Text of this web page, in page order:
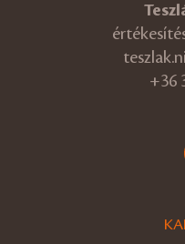
+36